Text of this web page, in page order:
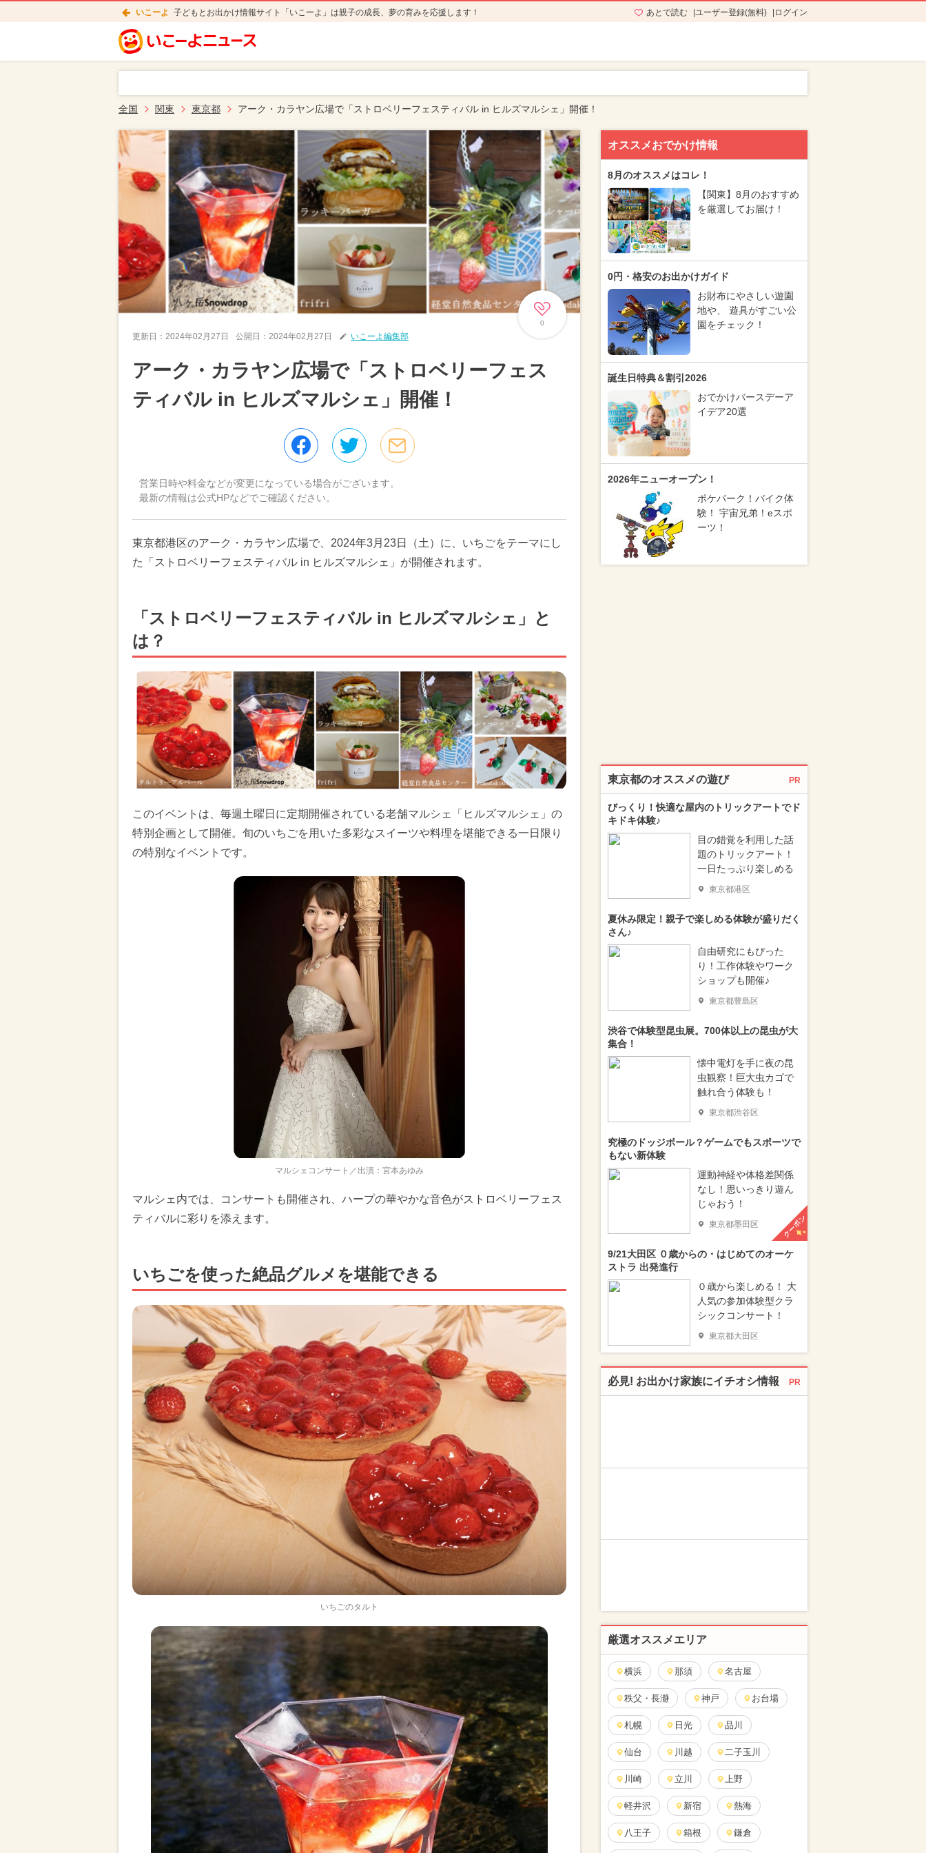
いこーよ 子どもとお出かけ情報サイト「いこーよ」は親子の成長、夢の育みを応援します！ あとで読む ユーザー登録(無料) ログイン
全国 関東 東京都 アーク・カラヤン広場で「ストロベリーフェスティバル in ヒルズマルシェ」開催！
0
更新日： 2024年02月27日 公開日： 2024年02月27日 いこーよ編集部
アーク・カラヤン広場で「ストロベリーフェス
ティバル in ヒルズマルシェ」開催！
営業日時や料金などが変更になっている場合がございます。
最新の情報は公式HPなどでご確認ください。
東京都港区のアーク・カラヤン広場で、2024年3月23日（土）に、いちごをテーマにし
た「ストロベリーフェスティバル in ヒルズマルシェ」が開催されます。
「ストロベリーフェスティバル in ヒルズマルシェ」と
は？
このイベントは、毎週土曜日に定期開催されている老舗マルシェ「ヒルズマルシェ」の
特別企画として開催。旬のいちごを用いた多彩なスイーツや料理を堪能できる一日限り
の特別なイベントです。
マルシェコンサート／出演：宮本あゆみ
マルシェ内では、コンサートも開催され、ハープの華やかな音色がストロベリーフェス
ティバルに彩りを添えます。
いちごを使った絶品グルメを堪能できる
いちごのタルト
オススメおでかけ情報
8月のオススメはコレ！
【関東】8月のおすすめ
を厳選してお届け！
0円・格安のお出かけガイド
お財布にやさしい遊園
地や、 遊具がすごい公
園をチェック！
誕生日特典＆割引2026
おでかけバースデーア
イデア20選
2026年ニューオープン！
ポケパーク！バイク体
験！ 宇宙兄弟！eスポ
ーツ！
東京都のオススメの遊び PR
びっくり！快適な屋内のトリックアートでド
キドキ体験♪
目の錯覚を利用した話
題のトリックアート！
一日たっぷり楽しめる
東京都港区
夏休み限定！親子で楽しめる体験が盛りだく
さん♪
自由研究にもぴった
り！工作体験やワーク
ショップも開催♪
東京都豊島区
渋谷で体験型昆虫展。700体以上の昆虫が大
集合！
懐中電灯を手に夜の昆
虫観察！巨大虫カゴで
触れ合う体験も！
東京都渋谷区
究極のドッジボール？ゲームでもスポーツで
もない新体験
運動神経や体格差関係
なし！思いっきり遊ん
じゃおう！
東京都墨田区 クーポン
9/21大田区 ０歳からの・はじめてのオーケ
ストラ 出発進行
０歳から楽しめる！ 大
人気の参加体験型クラ
シックコンサート！
東京都大田区
必見! お出かけ家族にイチオシ情報 PR
厳選オススメエリア
横浜 那須 名古屋
秩父・長瀞 神戸 お台場
札幌 日光 品川
仙台 川越 二子玉川
川崎 立川 上野
軽井沢 新宿 熱海
八王子 箱根 鎌倉